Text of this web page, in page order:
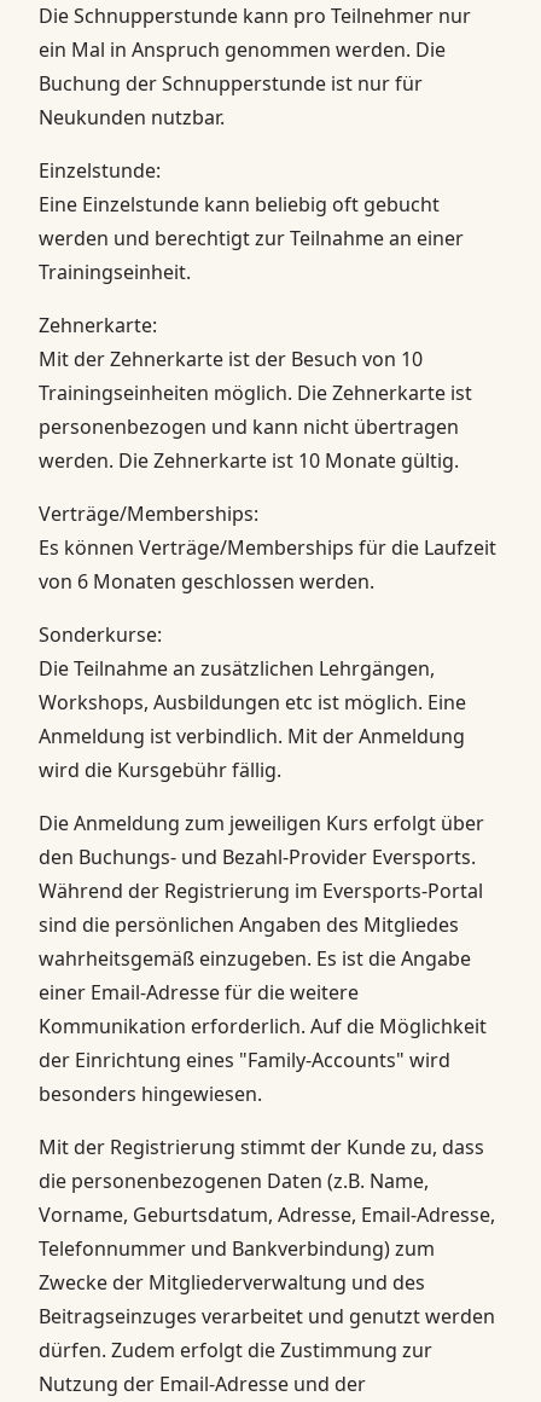
Die Schnupperstunde kann pro Teilnehmer nur
ein Mal in Anspruch genommen werden. Die
Buchung der Schnupperstunde ist nur für
Neukunden nutzbar.
Einzelstunde:
Eine Einzelstunde kann beliebig oft gebucht
werden und berechtigt zur Teilnahme an einer
Trainingseinheit.
Zehnerkarte:
Mit der Zehnerkarte ist der Besuch von 10
Trainingseinheiten möglich. Die Zehnerkarte ist
personenbezogen und kann nicht übertragen
werden. Die Zehnerkarte ist 10 Monate gültig.
Verträge/Memberships:
Es können Verträge/Memberships für die Laufzeit
von 6 Monaten geschlossen werden.
Sonderkurse:
Die Teilnahme an zusätzlichen Lehrgängen,
Workshops, Ausbildungen etc ist möglich. Eine
Anmeldung ist verbindlich. Mit der Anmeldung
wird die Kursgebühr fällig.
Die Anmeldung zum jeweiligen Kurs erfolgt über
den Buchungs- und Bezahl-Provider Eversports.
Während der Registrierung im Eversports-Portal
sind die persönlichen Angaben des Mitgliedes
wahrheitsgemäß einzugeben. Es ist die Angabe
einer Email-Adresse für die weitere
Kommunikation erforderlich. Auf die Möglichkeit
der Einrichtung eines "Family-Accounts" wird
besonders hingewiesen.
Mit der Registrierung stimmt der Kunde zu, dass
die personenbezogenen Daten (z.B. Name,
Vorname, Geburtsdatum, Adresse, Email-Adresse,
Telefonnummer und Bankverbindung) zum
Zwecke der Mitgliederverwaltung und des
Beitragseinzuges verarbeitet und genutzt werden
dürfen. Zudem erfolgt die Zustimmung zur
Nutzung der Email-Adresse und der